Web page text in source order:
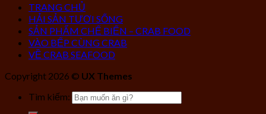
TRANG CHỦ
HẢI SẢN TƯƠI SỐNG
SẢN PHẨM CHẾ BIẾN – CRAB FOOD
VÀO BẾP CÙNG CRAB
VỀ CRAB SEAFOOD
Copyright 2026 © UX Themes
Tìm kiếm: